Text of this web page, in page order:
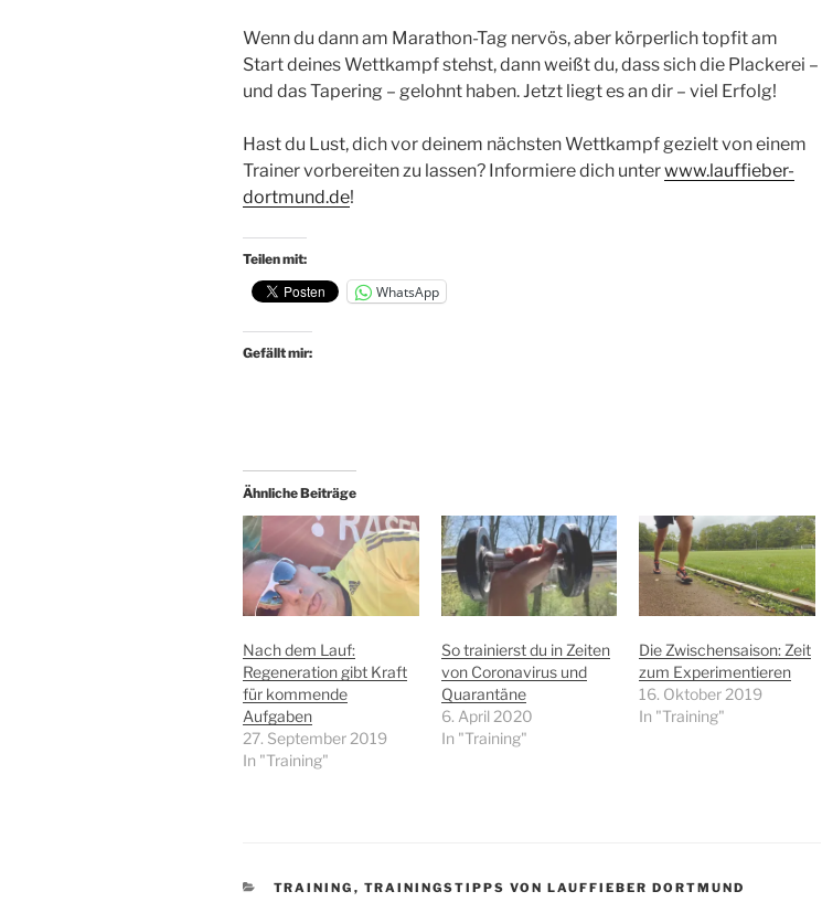
Wenn du dann am Marathon-Tag nervös, aber körperlich topfit am
Start deines Wettkampf stehst, dann weißt du, dass sich die Plackerei –
und das Tapering – gelohnt haben. Jetzt liegt es an dir – viel Erfolg!
Hast du Lust, dich vor deinem nächsten Wettkampf gezielt von einem
Trainer vorbereiten zu lassen? Informiere dich unterwww.lauffieber-
dortmund.de!
Teilen mit:
WhatsApp
Gefällt mir:
Ähnliche Beiträge
Nach dem Lauf:
Regeneration gibt Kraft
für kommende
Aufgaben
27. September 2019
In "Training"
So trainierst du in Zeiten
von Coronavirus und
Quarantäne
6. April 2020
In "Training"
Die Zwischensaison: Zeit
zum Experimentieren
16. Oktober 2019
In "Training"
KATEGORIEN
TRAINING , TRAININGSTIPPS VON LAUFFIEBER DORTMUND